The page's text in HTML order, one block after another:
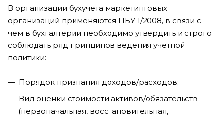
В организации бухучета маркетинговых
организаций применяются ПБУ 1/2008, в связи с
чем в бухгалтерии необходимо утвердить и строго
соблюдать ряд принципов ведения учетной
политики:
Порядок признания доходов/расходов;
Вид оценки стоимости активов/обязательств
(первоначальная, восстановительная,